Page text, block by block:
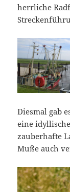
herrliche
Diesmal gab
eine
zauberhafte
Muße auch